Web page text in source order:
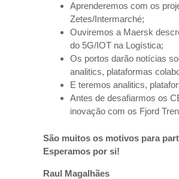
Aprenderemos com os
Zetes/Intermarché;
Ouviremos a Maersk
do 5G/IOT na Logística;
Os portos darão notícias
analitics, plataformas
E teremos analitics,
Antes de desafiarmos os
inovação com os Fjord
São muitos os motivos para
Esperamos por si!
Raul Magalhães